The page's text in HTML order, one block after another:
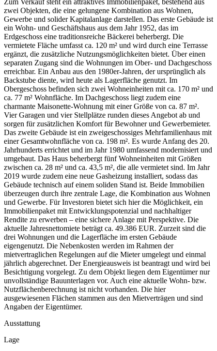
zwei Objekten, die eine gelungene Kombination aus Wohnen,
Gewerbe und solider Kapitalanlage darstellen. Das erste Gebäude ist
ein Wohn- und Geschäftshaus aus dem Jahr 1952, das im
Erdgeschoss eine traditionsreiche Bäckerei beherbergt. Die
vermietete Fläche umfasst ca. 120 m² und wird durch eine Terrasse
ergänzt, die zusätzliche Nutzungsmöglichkeiten bietet. Über einen
separaten Zugang sind die Wohnungen im Ober- und Dachgeschoss
erreichbar. Ein Anbau aus den 1980er-Jahren, der ursprünglich als
Backstube diente, wird heute als Lagerfläche genutzt. Im
Obergeschoss befinden sich zwei Wohneinheiten mit ca. 170 m² und
ca. 77 m² Wohnfläche. Im Dachgeschoss liegt zudem eine
charmante Maisonette-Wohnung mit einer Größe von ca. 87 m².
Vier Garagen und vier Stellplätze runden dieses Angebot ab und
sorgen für zusätzlichen Komfort für Bewohner und Gewerbemieter.
Das zweite Gebäude ist ein zweigeschossiges Mehrfamilienhaus mit
einer Gesamtwohnfläche von ca. 198 m². Es wurde Anfang des 20.
Jahrhunderts errichtet und im Jahr 1980 umfassend modernisiert und
umgebaut. Das Haus beherbergt fünf Wohneinheiten mit Größen
zwischen ca. 28 m² und ca. 43,5 m², die alle vermietet sind. Im Jahr
2019 wurde zudem eine neue Gasheizung installiert, sodass das
Gebäude technisch auf einem soliden Stand ist. Beide Immobilien
überzeugen durch ihre zentrale Lage, die Kombination aus Wohnen
und Gewerbe. Für Investoren bietet sich hier die Möglichkeit, ein
Immobilienpaket mit Entwicklungspotenzial und nachhaltiger
Rendite zu erwerben – eine sichere Anlage mit Perspektive. Die
aktuelle Jahresnettomiete beträgt ca. 49.386 EUR. Zurzeit sind die
drei Wohnungen und die Lagerfläche im ersten Gebäude
eigengenutzt. Die Nebenkosten werden im Rahmen der
mietvertraglichen Regelungen auf die Mieter umgelegt und einmal
jährlich abgerechnet. Der Energieausweis ist beantragt und wird bei
Besichtigung vorgelegt. Zu dem Objekt liegen dem Eigentümer nur
unvollständige Bauunterlagen vor. Auch eine aktuelle Wohn- bzw.
Nutzflächenberechnung ist nicht vorhanden. Die hier
ausgewiesenen Flächen stammen aus den Mietverträgen und sind
Angaben der Eigentümer.
Ausstattung
Lage